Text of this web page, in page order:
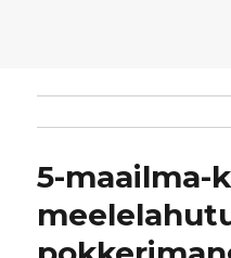
5-maailma-